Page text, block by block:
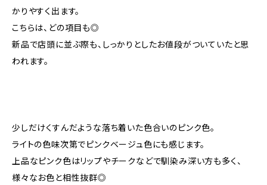
かりやすく出ます。
こちらは、どの項目も◎
新品で店頭に並ぶ際も、しっかりとしたお値段がついていたと思
われます。
少しだけくすんだような落ち着いた色合いのピンク色。
ライトの色味次第でピンクベージュ色にも感じます。
上品なピンク色はリップやチークなどで馴染み深い方も多く、
様々なお色と相性抜群◎